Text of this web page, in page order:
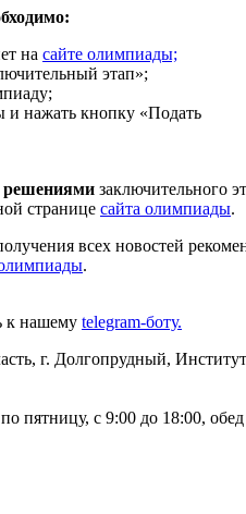
на сайте олимпиады;
этап»;
и нажать кнопку «Подать
решениями заключительного
странице сайта олимпиады.
всех новостей
.
к нашему telegram-боту.
г. Долгопрудный,
пятницу, с 9:00 до 18:00,